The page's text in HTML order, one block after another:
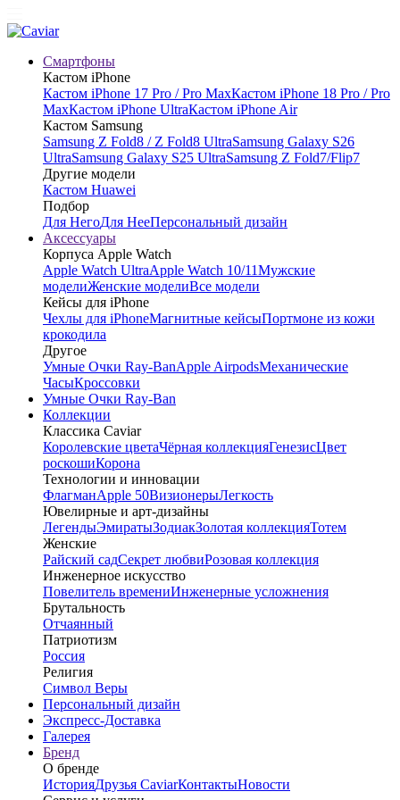
Смартфоны
Кастом iPhone
Кастом iPhone 17 Pro / Pro MaxКастом iPhone 18 Pro / Pro
MaxКастом iPhone UltraКастом iPhone Air
Кастом Samsung
Samsung Z Fold8 / Z Fold8 UltraSamsung Galaxy S26
UltraSamsung Galaxy S25 UltraSamsung Z Fold7/Flip7
Другие модели
Кастом Huawei
Подбор
Для НегоДля НееПерсональный дизайн
Аксессуары
Корпуса Apple Watch
Apple Watch UltraApple Watch 10/11Мужские
моделиЖенские моделиВсе модели
Кейсы для iPhone
Чехлы для iPhoneМагнитные кейсыПортмоне из кожи
крокодила
Другое
Умные Очки Ray-BanApple AirpodsМеханические
ЧасыКроссовки
Умные Очки Ray-Ban
Коллекции
Классика Caviar
Королевские цветаЧёрная коллекцияГенезисЦвет
роскошиКорона
Технологии и инновации
ФлагманApple 50ВизионерыЛегкость
Ювелирные и арт-дизайны
ЛегендыЭмиратыЗодиакЗолотая коллекцияТотем
Женские
Райский садСекрет любвиРозовая коллекция
Инженерное искусство
Повелитель времениИнженерные усложнения
Брутальность
Отчаянный
Патриотизм
Россия
Религия
Символ Веры
Персональный дизайн
Экспресс-Доставка
Галерея
Бренд
О бренде
ИсторияДрузья CaviarКонтактыНовости